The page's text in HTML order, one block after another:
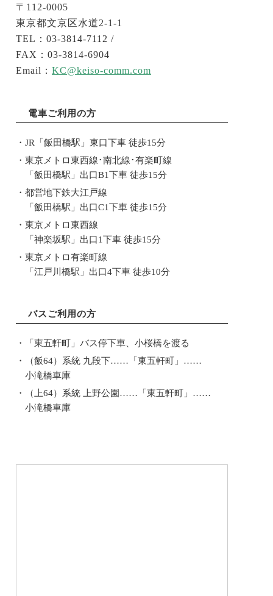
〒112‐0005
東京都文京区水道2‐1‐1
TEL：03-3814-7112 /
FAX：03-3814-6904
Email： KC@keiso-comm.com
電車ご利用の方
JR「飯田橋駅」東口下車 徒歩15分
東京メトロ東西線･南北線･有楽町線
「飯田橋駅」出口B1下車 徒歩15分
都営地下鉄大江戸線
「飯田橋駅」出口C1下車 徒歩15分
東京メトロ東西線
「神楽坂駅」出口1下車 徒歩15分
東京メトロ有楽町線
「江戸川橋駅」出口4下車 徒歩10分
バスご利用の方
「東五軒町」バス停下車、小桜橋を渡る
（飯64）系統 九段下……「東五軒町」……
小滝橋車庫
（上64）系統 上野公園……「東五軒町」……
小滝橋車庫